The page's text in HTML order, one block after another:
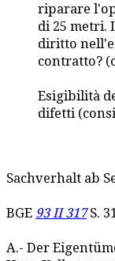
riparare
di 25 metri.
diritto
contratto?
Esigibilità
difetti
Sachverhalt ab
BGE 93 II 317S.
A.- Der